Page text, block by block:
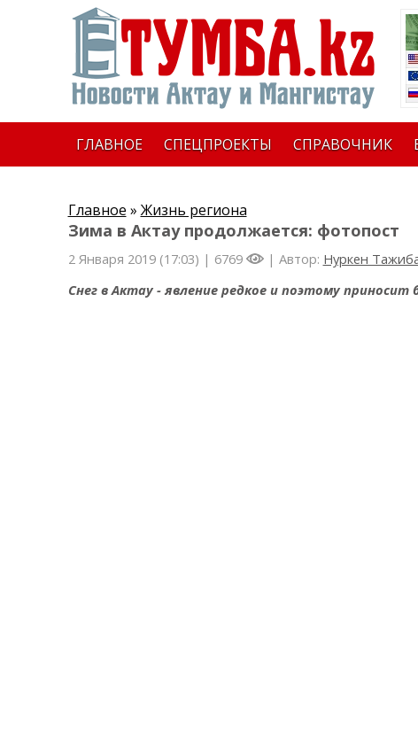
ГЛАВНОЕ СПЕЦПРОЕКТЫ СПРАВОЧНИК
Главное » Жизнь региона
Зима в Актау продолжается: фотопост
2 Января 2019 (17:03) | 6769 | Автор: Нуркен
Снег в Актау - явление редкое и поэтому